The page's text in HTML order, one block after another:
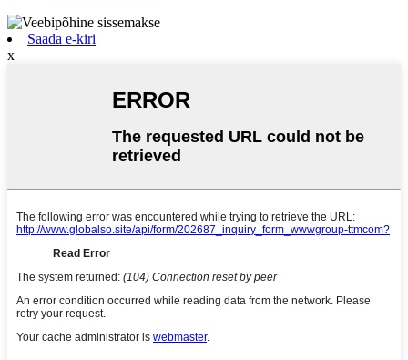
Saada e-kiri
x